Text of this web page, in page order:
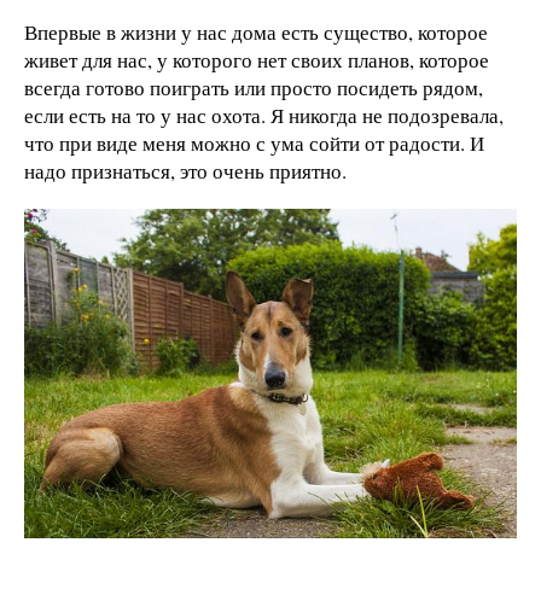
Впервые в жизни у нас дома есть существо, которое
живет для нас, у которого нет своих планов, которое
всегда готово поиграть или просто посидеть рядом,
если есть на то у нас охота. Я никогда не подозревала,
что при виде меня можно с ума сойти от радости. И
надо признаться, это очень приятно.